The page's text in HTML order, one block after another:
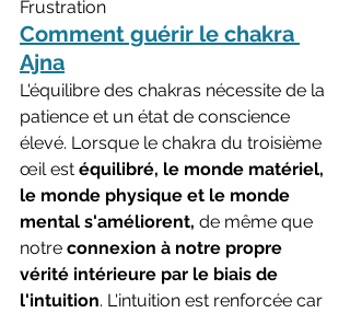
Frustration
Comment guérir le chakra
Ajna
L'équilibre des chakras nécessite de la
patience et un état de conscience
élevé. Lorsque le chakra du troisième
œil est équilibré, le monde matériel,
le monde physique et le monde
mental s'améliorent, de même que
notre connexion à notre propre
vérité intérieure par le biais de
l'intuition. L'intuition est renforcée car